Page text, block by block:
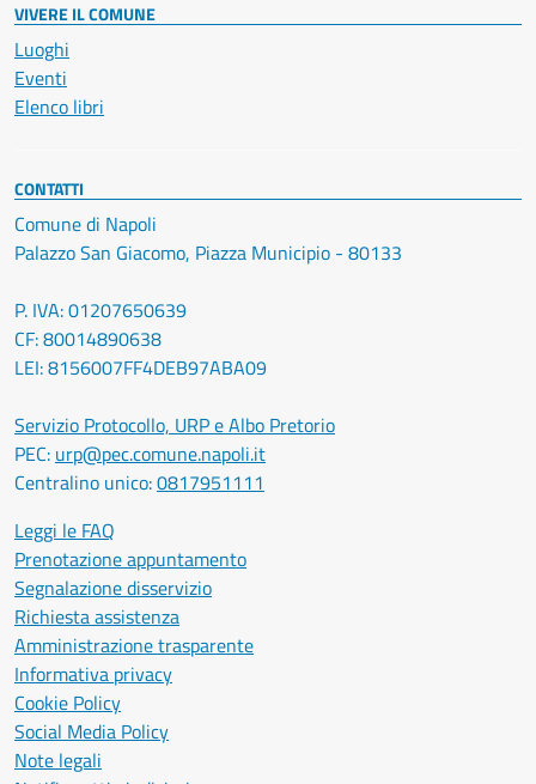
VIVERE IL COMUNE
Luoghi
Eventi
Elenco libri
CONTATTI
Comune di Napoli
Palazzo San Giacomo, Piazza Municipio - 80133
P. IVA: 01207650639
CF: 80014890638
LEI: 8156007FF4DEB97ABA09
Servizio Protocollo, URP e Albo Pretorio
PEC: urp@pec.comune.napoli.it
Centralino unico:0817951111
Leggi le FAQ
Prenotazione appuntamento
Segnalazione disservizio
Richiesta assistenza
Amministrazione trasparente
Informativa privacy
Cookie Policy
Social Media Policy
Note legali